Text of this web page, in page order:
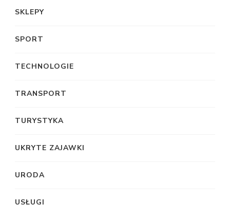
SKLEPY
SPORT
TECHNOLOGIE
TRANSPORT
TURYSTYKA
UKRYTE ZAJAWKI
URODA
USŁUGI